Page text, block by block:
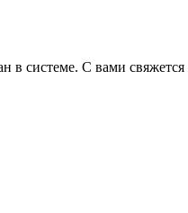
в системе. С вами